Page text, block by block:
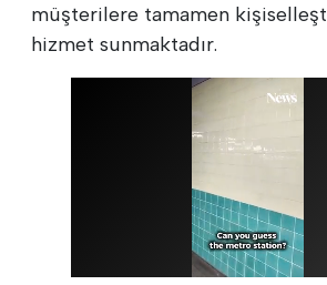
müşterilere tamamen
hizmet sunmaktadır.